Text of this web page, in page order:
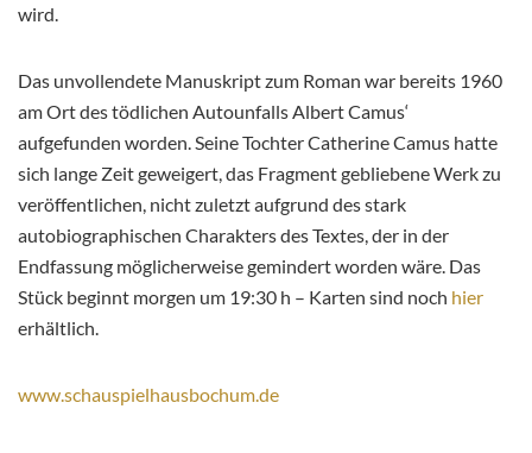
wird.
Das unvollendete Manuskript zum Roman war bereits 1960
am Ort des tödlichen Autounfalls Albert Camus‘
aufgefunden worden. Seine Tochter Catherine Camus hatte
sich lange Zeit geweigert, das Fragment gebliebene Werk zu
veröffentlichen, nicht zuletzt aufgrund des stark
autobiographischen Charakters des Textes, der in der
Endfassung möglicherweise gemindert worden wäre. Das
Stück beginnt morgen um 19:30 h – Karten sind noch hier
erhältlich.
www.schauspielhausbochum.de